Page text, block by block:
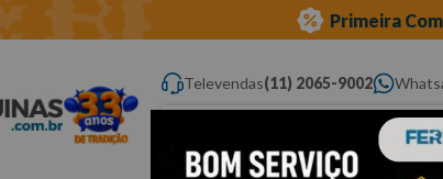
Primeira
Televendas(11) 2065-9002
Digite aqui o que você procura...